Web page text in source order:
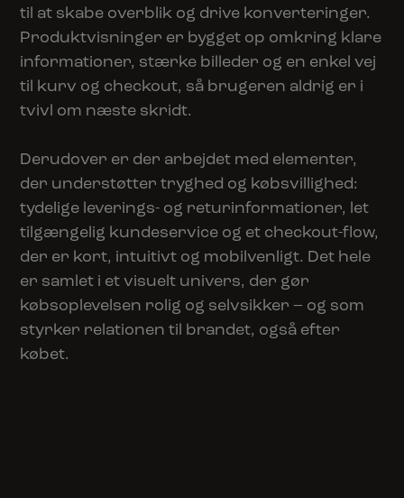
til at skabe overblik og drive konverteringer.
Produktvisninger er bygget op omkring klare
informationer, stærke billeder og en enkel vej
til kurv og checkout, så brugeren aldrig er i
tvivl om næste skridt.
Derudover er der arbejdet med elementer,
der understøtter tryghed og købsvillighed:
tydelige leverings- og returinformationer, let
tilgængelig kundeservice og et checkout-flow,
der er kort, intuitivt og mobilvenligt. Det hele
er samlet i et visuelt univers, der gør
købsoplevelsen rolig og selvsikker – og som
styrker relationen til brandet, også efter
købet.